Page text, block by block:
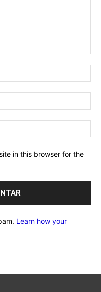
in this browser for the
Learn how your